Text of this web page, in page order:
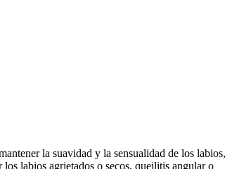
la suavidad y la sensualidad de los labios,
labios agrietados o secos, queilitis angular o